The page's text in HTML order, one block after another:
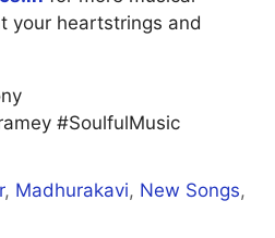
your heartstrings and
#SoulfulMusic
, Madhurakavi, New Songs,